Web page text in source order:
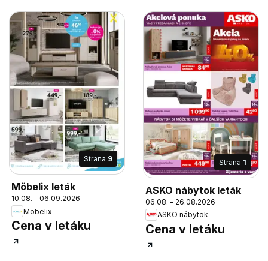
Strana 9
Möbelix leták
10.08. - 06.09.2026
Möbelix
Cena v letáku
Strana 1
ASKO nábytok leták
06.08. - 26.08.2026
ASKO nábytok
Cena v letáku